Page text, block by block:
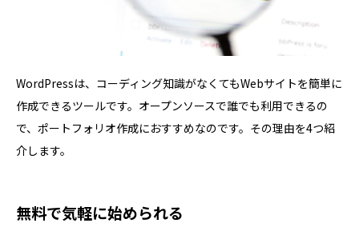
WordPressは、コーディング知識がなくてもWebサイトを簡単に
作成できるツールです。オープンソースで誰でも利用できるの
で、ポートフォリオ作成におすすめなのです。その理由を4つ紹
介します。
無料で気軽に始められる